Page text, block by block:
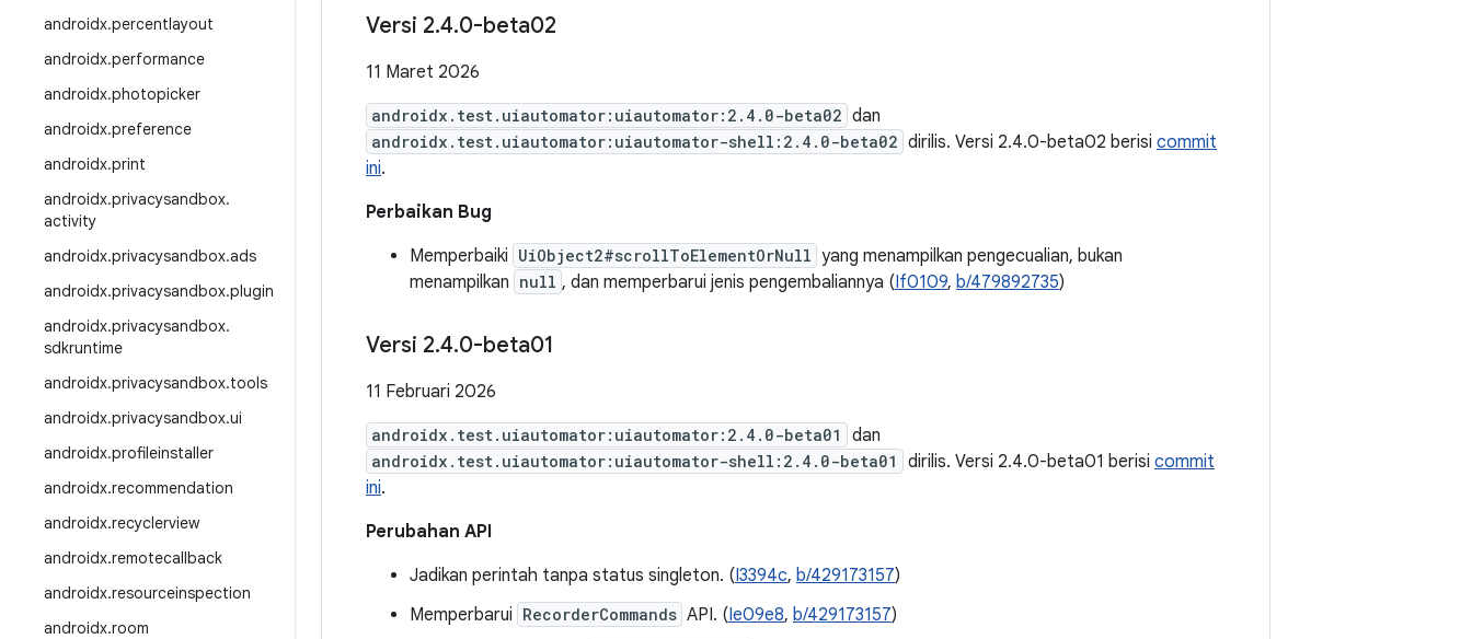
androidx.percentlayout
androidx.performance
androidx.photopicker
androidx.preference
androidx.print
androidx.privacysandbox.
activity
androidx.privacysandbox.ads
androidx.privacysandbox.plugin
androidx.privacysandbox.
sdkruntime
androidx.privacysandbox.tools
androidx.privacysandbox.ui
androidx.profileinstaller
androidx.recommendation
androidx.recyclerview
androidx.remotecallback
androidx.resourceinspection
androidx.room
Versi 2.4.0-beta02
11 Maret 2026
androidx.test.uiautomator:uiautomator:2.4.0-beta02 dan
androidx.test.uiautomator:uiautomator-shell:2.4.0-beta02 dirilis. Versi 2.4.0-beta02 berisi commit
ini.
Perbaikan Bug
Memperbaiki UiObject2#scrollToElementOrNull yang menampilkan pengecualian, bukan
menampilkan null , dan memperbarui jenis pengembaliannya (If0109, b/479892735)
Versi 2.4.0-beta01
11 Februari 2026
androidx.test.uiautomator:uiautomator:2.4.0-beta01 dan
androidx.test.uiautomator:uiautomator-shell:2.4.0-beta01 dirilis. Versi 2.4.0-beta01 berisi commit
ini.
Perubahan API
Jadikan perintah tanpa status singleton. (I3394c, b/429173157)
Memperbarui RecorderCommands API. (Ie09e8, b/429173157)